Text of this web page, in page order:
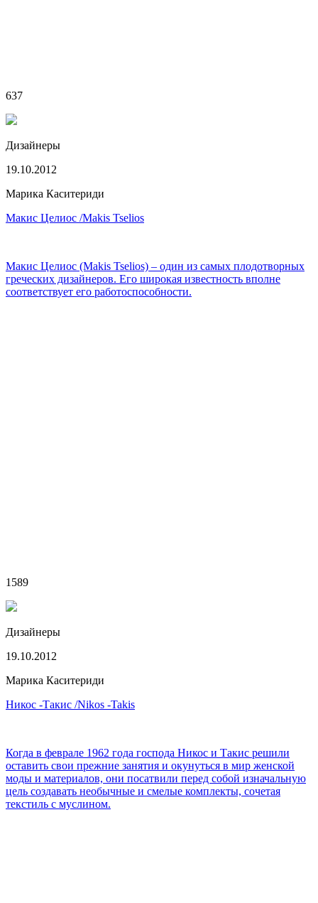
637
Дизайнеры
19.10.2012
Марика Каситериди
Макис Целиос /Makis Tselios
Макис Целиос (Makis Tselios) – один из самых плодотворных
греческих дизайнеров. Его широкая известность вполне
соответствует его работоспособности.
1589
Дизайнеры
19.10.2012
Марика Каситериди
Никос -Такис /Nikos -Takis
Когда в феврале 1962 года господа Никос и Такис решили
оставить свои прежние занятия и окунуться в мир женской
моды и материалов, они посатвили перед собой изначальную
цель создавать необычные и смелые комплекты, сочетая
текстиль с муслином.